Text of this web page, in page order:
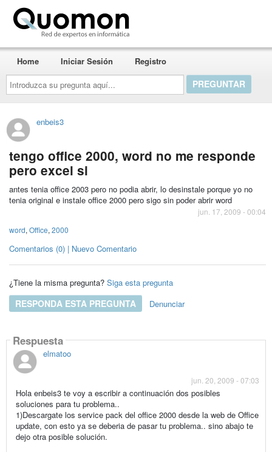
Introduzca
su
pregunta
aquí...
Home Iniciar Sesión Registro
enbeis3
tengo office 2000, word no me responde
pero excel si
antes tenia office 2003 pero no podia abrir, lo desinstale porque yo no
tenia original e instale office 2000 pero sigo sin poder abrir word
jun. 17, 2009 - 00:04
word, Office, 2000
Comentarios (0) | Nuevo Comentario
¿Tiene la misma pregunta? Siga esta pregunta
RESPONDA ESTA PREGUNTA Denunciar
Respuesta
elmatoo
jun. 20, 2009 - 07:03
Hola enbeis3 te voy a escribir a continuación dos posibles
soluciones para tu problema..
1)Descargate los service pack del office 2000 desde la web de Office
update, con esto ya se deberia de pasar tu problema.. sino abajo te
dejo otra posible solución.